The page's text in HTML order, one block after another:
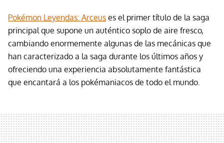
Pokémon Leyendas: Arceus es el primer título de la saga
principal que supone un auténtico soplo de aire fresco,
cambiando enormemente algunas de las mecánicas que
han caracterizado a la saga durante los últimos años y
ofreciendo una experiencia absolutamente fantástica
que encantará a los pokémaniacos de todo el mundo.